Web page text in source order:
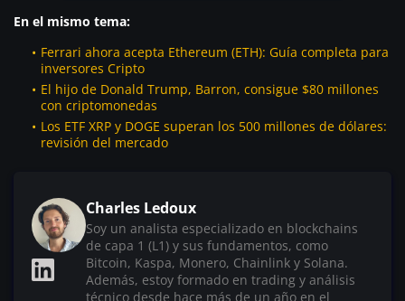
En el mismo tema:
Ferrari ahora acepta Ethereum (ETH): Guía completa para
inversores Cripto
El hijo de Donald Trump, Barron, consigue $80 millones
con criptomonedas
Los ETF XRP y DOGE superan los 500 millones de dólares:
revisión del mercado
Charles Ledoux
Soy un analista especializado en blockchains
de capa 1 (L1) y sus fundamentos, como
Bitcoin, Kaspa, Monero, Chainlink y Solana.
Además, estoy formado en trading y análisis
técnico desde hace más de un año en el